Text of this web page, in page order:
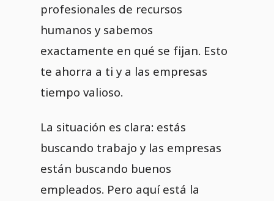
profesionales de recursos
humanos y sabemos
exactamente en qué se fijan. Esto
te ahorra a ti y a las empresas
tiempo valioso.
La situación es clara: estás
buscando trabajo y las empresas
están buscando buenos
empleados. Pero aquí está la